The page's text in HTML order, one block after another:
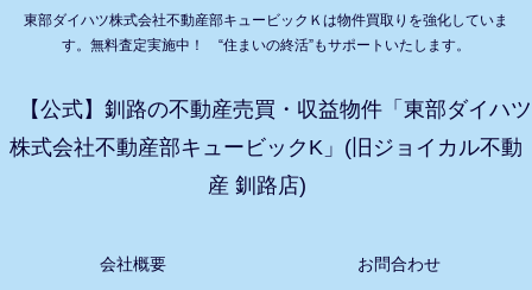
東部ダイハツ株式会社不動産部キュービックＫは物件買取りを強化していま
す。無料査定実施中！ “住まいの終活”もサポートいたします。
【公式】釧路の不動産売買・収益物件「東部ダイハツ
株式会社不動産部キュービックK」(旧ジョイカル不動
産 釧路店)
会社概要 お問合わせ